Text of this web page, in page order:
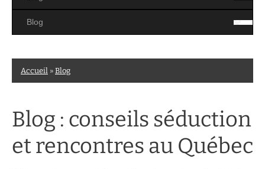
Accueil » Blog
Blog : conseils séduction
et rencontres au Québec